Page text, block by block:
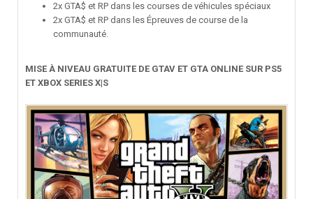
2x GTA$ et RP dans les courses de véhicules spéciaux
2x GTA$ et RP dans les Épreuves de course de la
communauté.
MISE À NIVEAU GRATUITE DE GTAV ET GTA ONLINE SUR PS5
ET XBOX SERIES X|S